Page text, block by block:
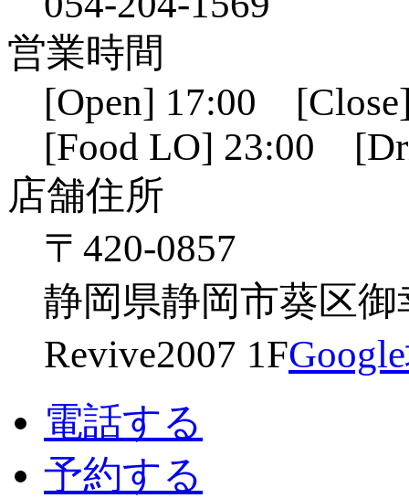
営業時間
[Open] 17:00
[Food LO] 23:00
店舗住所
〒420-0857
静岡県静岡市葵区御
Revive2007 1F
電話する
予約する